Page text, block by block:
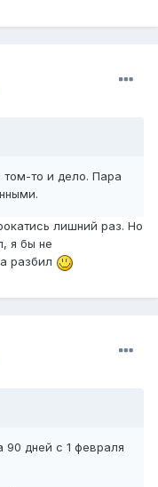
том-то и дело. Пара
лишний раз. Но
я бы не
разбил
90 дней с 1 февраля